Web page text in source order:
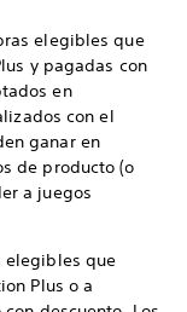
elegibles que
y pagadas con
en
con el
ganar en
de producto (o
a juegos
elegibles que
Plus o a